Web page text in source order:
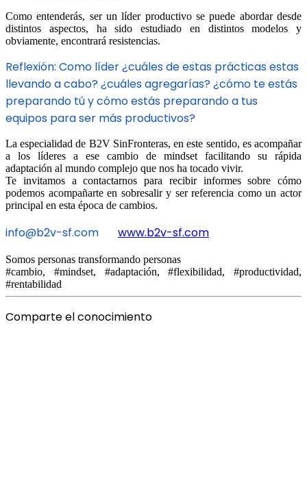
Como entenderás, ser un líder productivo se puede abordar desde
distintos aspectos, ha sido estudiado en distintos modelos y
obviamente, encontrará resistencias.
Reflexión: Como líder ¿cuáles de estas prácticas estas
llevando a cabo? ¿cuáles agregarías? ¿cómo te estás
preparando tú y cómo estás preparando a tus
equipos para ser más productivos?
La especialidad de B2V SinFronteras, en este sentido, es acompañar
a los líderes a ese cambio de mindset facilitando su rápida
adaptación al mundo complejo que nos ha tocado vivir.
Te invitamos a contactarnos para recibir informes sobre cómo
podemos acompañarte en sobresalir y ser referencia como un actor
principal en esta época de cambios.
info@b2v-sf.com www.b2v-sf.com
Somos personas transformando personas
#cambio, #mindset, #adaptación, #flexibilidad, #productividad,
#rentabilidad
Comparte el conocimiento